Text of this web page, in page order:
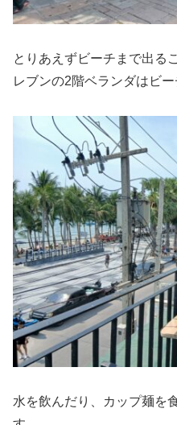
とりあえずビーチまで出る
レブンの2階ベランダはビ
水を飲んだり、カップ麺を